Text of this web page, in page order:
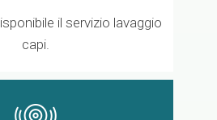
il servizio lavaggio
capi.